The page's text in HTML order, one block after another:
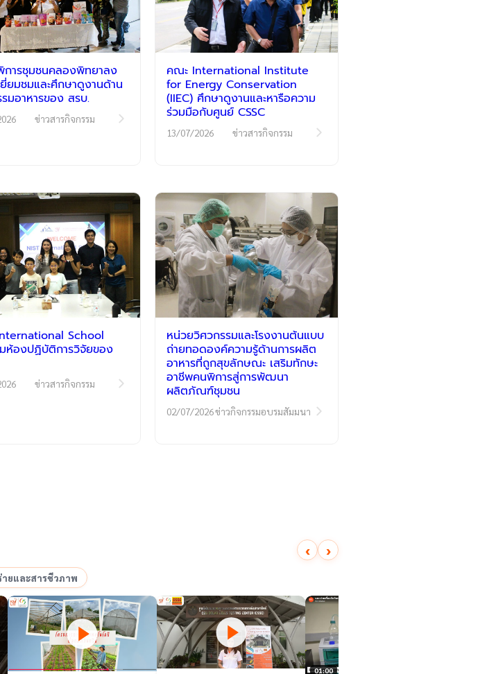
ารชุมชนคลองพิทยาลง
ยมชมและศึกษาดูงานด้าน
มอาหารของ สรบ.
ข่าวสารกิจกรรม
คณะ International Institute
for Energy Conservation
(IIEC) ศึกษาดูงานและหารือความ
ร่วมมือกับศูนย์ CSSC
13/07/2026 ข่าวสารกิจกรรม
School
ห้องปฏิบัติการวิจัยของ
ข่าวสารกิจกรรม
หน่วยวิศวกรรมและโรงงานต้นแบบ
ถ่ายทอดองค์ความรู้ด้านการผลิต
อาหารที่ถูกสุขลักษณะ เสริมทักษะ
อาชีพคนพิการสู่การพัฒนา
ผลิตภัณฑ์ชุมชน
02/07/2026ข่าวกิจกรรมอบรมสัมมนา
‹ ›
ายและสารชีวภาพ
เล่นวิดีโอ เล่นวิดีโอ
01:00